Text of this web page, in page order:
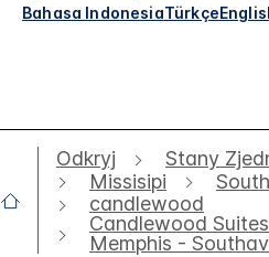
Bahasa IndonesiaTürkçe
Odkryj
Stany
Missisipi
candlewood
Candlewood Suites
Memphis -